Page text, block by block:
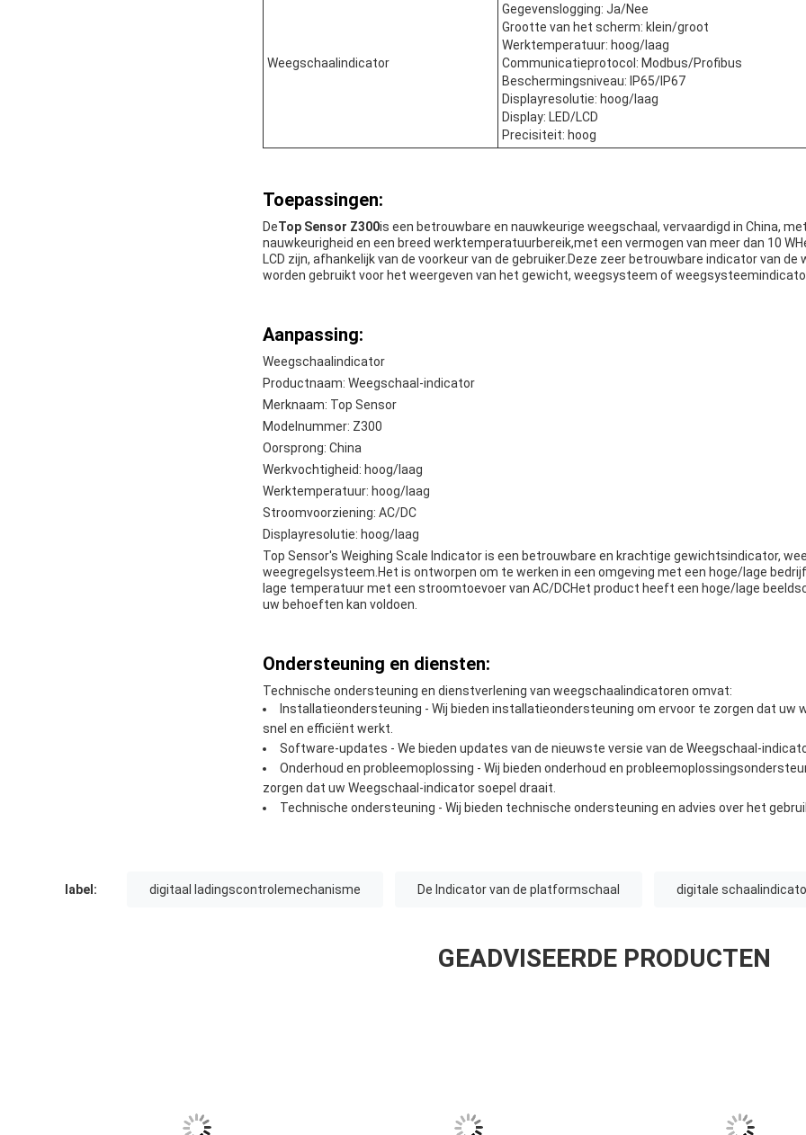
Weegschaalindicator
Gegevenslogging: Ja/Nee
Grootte van het scherm: klein/groot
Werktemperatuur: hoog/laag
Communicatieprotocol: Modbus/Profibus
Beschermingsniveau: IP65/IP67
Displayresolutie: hoog/laag
Display: LED/LCD
Precisiteit: hoog
Toepassingen:
DeTop Sensor Z300is een betrouwbare en nauwkeurige weegschaal, vervaardigd in China,
nauwkeurigheid en een breed werktemperatuurbereik,met een vermogen van meer dan 10
LCD zijn, afhankelijk van de voorkeur van de gebruiker.Deze zeer betrouwbare indicator van de
worden gebruikt voor het weergeven van het gewicht, weegsysteem of
Aanpassing:
Weegschaalindicator
Productnaam: Weegschaal-indicator
Merknaam: Top Sensor
Modelnummer: Z300
Oorsprong: China
Werkvochtigheid: hoog/laag
Werktemperatuur: hoog/laag
Stroomvoorziening: AC/DC
Displayresolutie: hoog/laag
Top Sensor's Weighing Scale Indicator is een betrouwbare en krachtige gewichtsindicator,
weegregelsysteem.Het is ontworpen om te werken in een omgeving met een hoge/lage
lage temperatuur met een stroomtoevoer van AC/DCHet product heeft een hoge/lage
uw behoeften kan voldoen.
Ondersteuning en diensten:
Technische ondersteuning en dienstverlening van weegschaalindicatoren omvat:
Installatieondersteuning - Wij bieden installatieondersteuning om ervoor te zorgen dat uw
snel en efficiënt werkt.
Software-updates - We bieden updates van de nieuwste versie van de Weegschaal-
Onderhoud en probleemoplossing - Wij bieden onderhoud en
zorgen dat uw Weegschaal-indicator soepel draait.
Technische ondersteuning - Wij bieden technische ondersteuning en advies over het
label: digitaal ladingscontrolemechanisme De Indicator van de platformschaal digitale
GEADVISEERDE PRODUCTEN